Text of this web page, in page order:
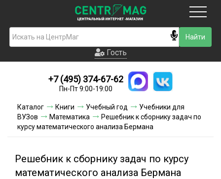
Гость
Новинки
Условия доставки
Условия оплаты
Гость
+7 (495) 374-67-62
Пн-Пт 9:00-19:00
Каталог Книги Учебный год
Учебники для
ВУЗов
Математика
Решебник к сборнику задач по
курсу математического анализа Бермана
Решебник к сборнику задач по курсу
математического анализа Бермана